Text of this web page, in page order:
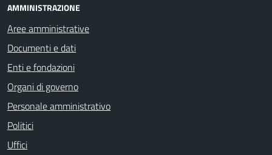
AMMINISTRAZIONE
Aree amministrative
Documenti e dati
Enti e fondazioni
Organi di governo
Personale amministrativo
Politici
Uffici